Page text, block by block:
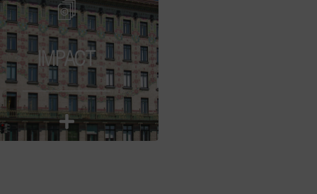
IMPACT